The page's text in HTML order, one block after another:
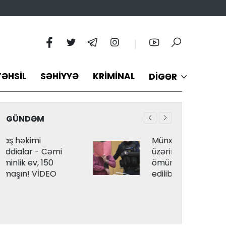
SƏHIYYƏ KRIMINAL DIGƏR
GÜNDƏM
Münxendə izdihamın
üzərinə maşın sürən şəxs
ömürlük həbsə məhkum